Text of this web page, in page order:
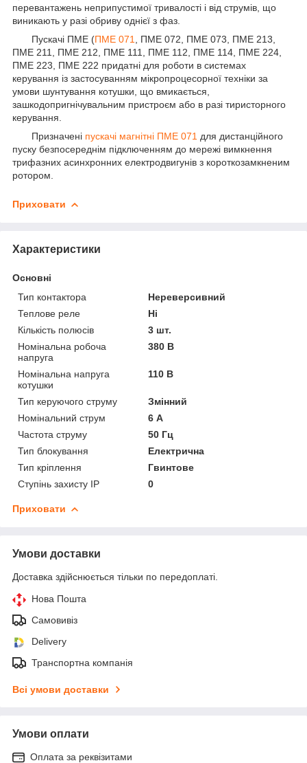
перевантажень неприпустимої тривалості і від струмів, що
виникають у разі обриву однієї з фаз.
Пускачі ПМЕ (ПМЕ 071
, ПМЕ 072, ПМЕ 073, ПМЕ 213,
ПМЕ 211, ПМЕ 212, ПМЕ 111, ПМЕ 112, ПМЕ 114, ПМЕ 224,
ПМЕ 223, ПМЕ 222 придатні для роботи в системах
керування із застосуванням мікропроцесорної техніки за
умови шунтування котушки, що вмикається,
зашкодопригнічувальним пристроєм або в разі тиристорного
керування.
Призначені пускачі магнітні ПМЕ 071 для дистанційного
пуску безпосереднім підключенням до мережі вимкнення
трифазних асинхронних електродвигунів з короткозамкненим
ротором.
Приховати
Характеристики
Основні
Тип контактора
Нереверсивний
Теплове реле
Ні
Кількість полюсів
3 шт.
Номінальна робоча
напруга
380 В
Номінальна напруга
котушки
110 В
Тип керуючого струму
Змінний
Номінальний струм
6 А
Частота струму
50 Гц
Тип блокування
Електрична
Тип кріплення
Гвинтове
Ступінь захисту IP
0
Приховати
Умови доставки
Доставка здійснюється тільки по передоплаті.
Нова Пошта
Самовивіз
Delivery
Транспортна компанія
Всі умови доставки
Умови оплати
Оплата за реквізитами